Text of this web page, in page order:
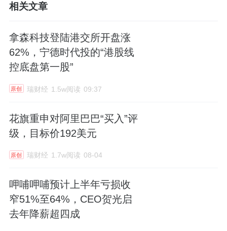
相关文章
拿森科技登陆港交所开盘涨
62%，宁德时代投的“港股线
控底盘第一股”
原创 瑞财经 1.5w阅读 09:37
花旗重申对阿里巴巴“买入”评
级，目标价192美元
原创 瑞财经 1.7w阅读 08-04
呷哺呷哺预计上半年亏损收
窄51%至64%，CEO贺光启
去年降薪超四成